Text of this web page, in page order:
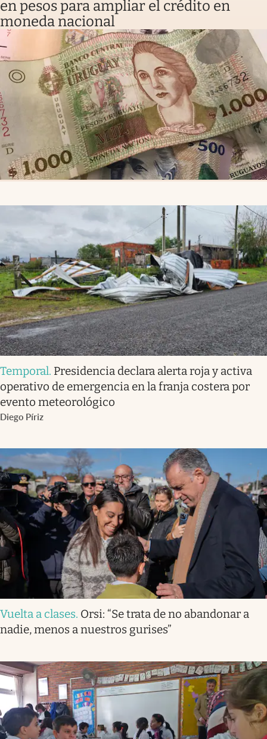
en pesos para ampliar el crédito en
moneda nacional
Temporal. Presidencia declara alerta roja y activa
operativo de emergencia en la franja costera por
evento meteorológico
Diego Píriz
Vuelta a clases. Orsi: “Se trata de no abandonar a
nadie, menos a nuestros gurises”